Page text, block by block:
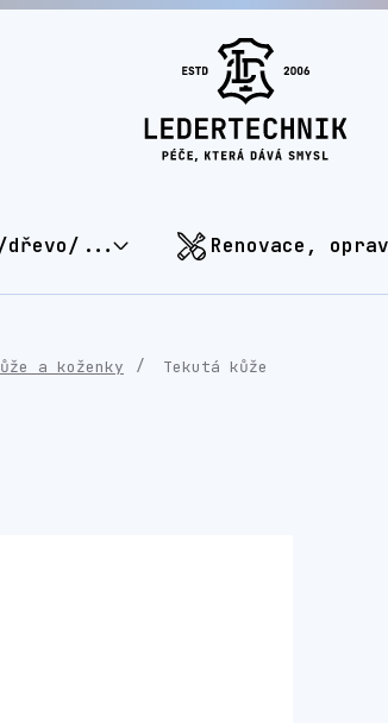
dřevo/... Renovace,
a koženky Tekutá kůže